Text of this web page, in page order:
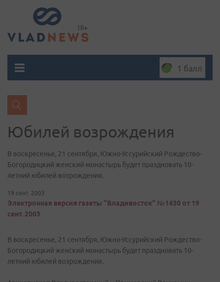
1 балл
Юбилей возрождения
В воскресенье, 21 сентября, Южно-Уссурийский Рождество-
Богородицкий женский монастырь будет праздновать 10-
летний юбилей возрождения.
19 сент. 2003
Электронная версия газеты "Владивосток" №1430 от 19
сент. 2003
В воскресенье, 21 сентября, Южно-Уссурийский Рождество-
Богородицкий женский монастырь будет праздновать 10-
летний юбилей возрождения.